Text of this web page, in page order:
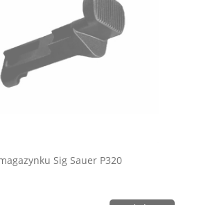
Sig Sauer P320